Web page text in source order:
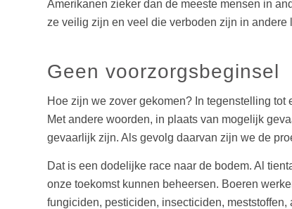
Amerikanen zieker dan de meeste mensen in
ze veilig zijn en veel die verboden zijn in andere
Geen voorzorgsbeginsel
Hoe zijn we zover gekomen? In tegenstelling
Met andere woorden, in plaats van mogelijk
gevaarlijk zijn. Als gevolg daarvan zijn we de
Dat is een dodelijke race naar de bodem. Al
onze toekomst kunnen beheersen. Boeren
fungiciden, pesticiden, insecticiden,